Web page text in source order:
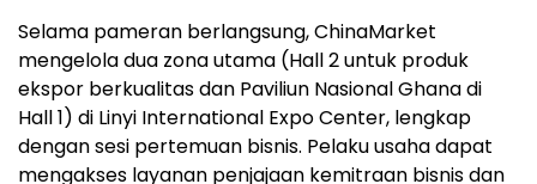
Selama pameran berlangsung, ChinaMarket
mengelola dua zona utama (Hall 2 untuk produk
ekspor berkualitas dan Paviliun Nasional Ghana di
Hall 1) di Linyi International Expo Center, lengkap
dengan sesi pertemuan bisnis. Pelaku usaha dapat
mengakses layanan penjajaan kemitraan bisnis dan